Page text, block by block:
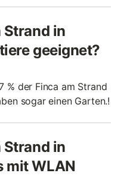
Strand in
geeignet?
% der Finca am Strand
sogar einen Garten.!
Strand in
mit WLAN